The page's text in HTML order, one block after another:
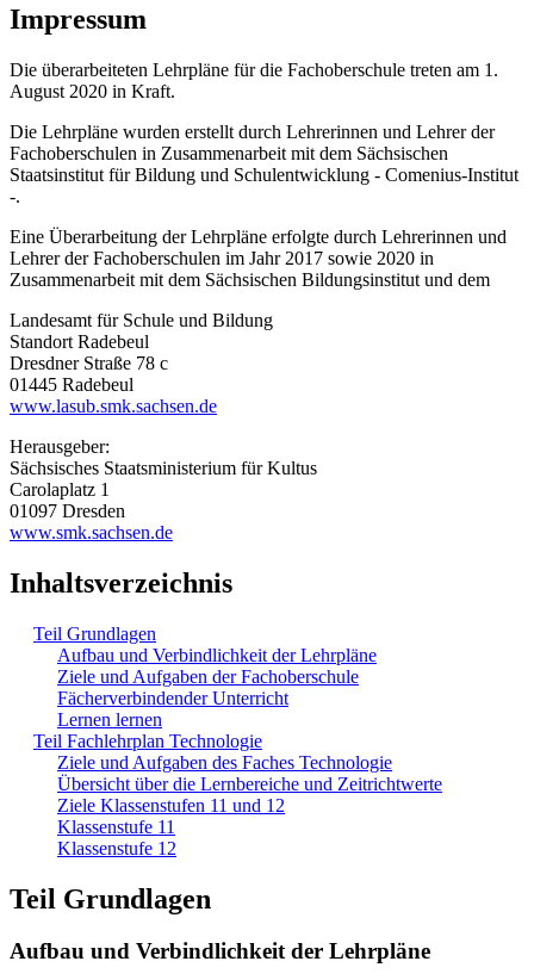
Impressum
Die überarbeiteten Lehrpläne für die Fachoberschule treten am 1.
August 2020 in Kraft.
Die Lehrpläne wurden erstellt durch Lehrerinnen und Lehrer der
Fachoberschulen in Zusammenarbeit mit dem Sächsischen
Staatsinstitut für Bildung und Schulentwicklung - Comenius-Institut
-.
Eine Überarbeitung der Lehrpläne erfolgte durch Lehrerinnen und
Lehrer der Fachoberschulen im Jahr 2017 sowie 2020 in
Zusammenarbeit mit dem Sächsischen Bildungsinstitut und dem
Landesamt für Schule und Bildung
Standort Radebeul
Dresdner Straße 78 c
01445 Radebeul
www.lasub.smk.sachsen.de
Herausgeber:
Sächsisches Staatsministerium für Kultus
Carolaplatz 1
01097 Dresden
www.smk.sachsen.de
Inhaltsverzeichnis
Teil Grundlagen
Aufbau und Verbindlichkeit der Lehrpläne
Ziele und Aufgaben der Fachoberschule
Fächerverbindender Unterricht
Lernen lernen
Teil Fachlehrplan Technologie
Ziele und Aufgaben des Faches Technologie
Übersicht über die Lernbereiche und Zeitrichtwerte
Ziele Klassenstufen 11 und 12
Klassenstufe 11
Klassenstufe 12
Teil Grundlagen
Aufbau und Verbindlichkeit der Lehrpläne